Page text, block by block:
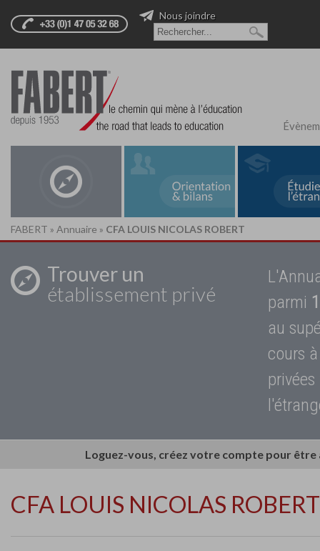
Nous joindre
FABERT » Annuaire » CFA LOUIS NICOLAS ROBERT
Trouver un
établissement privé
parmi
au
cours
Loguez-vous, créez votre compte pour
CFA LOUIS NICOLAS ROBERT